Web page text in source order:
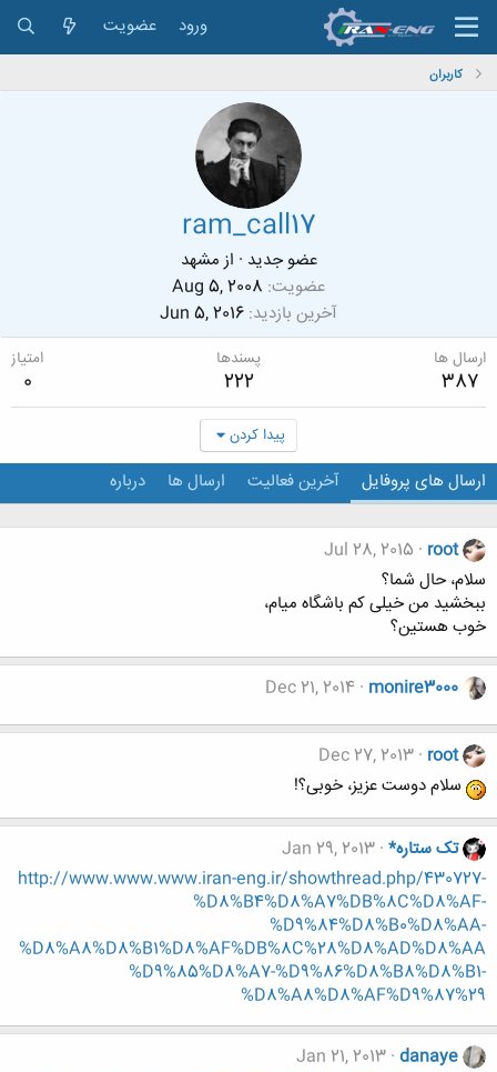
ورود عضویت
کاربران
ram_call17
عضو جدید · ازمشهد
عضویت Aug 5, 2008
آخرین بازدید Jun 5, 2016
ارسال ها
387
پسندها
222
امتیاز
0
پیدا کردن
ارسال های پروفایل آخرین فعالیت ارسال ها درباره
root
Jul 28, 2015
سلام، حال شما؟
ببخشید من خیلی کم باشگاه میام،
خوب هستین؟
monire3000
Dec 21, 2014
root
Dec 27, 2013
سلام دوست عزیز، خوبی؟!
تک ستاره* Jan 29, 2013
http://www.www.www.iran-eng.ir/showthread.php/430727-
%D8%B4%D8%A7%DB%8C%D8%AF-
%D9%84%D8%B0%D8%AA-
%D8%A8%D8%B1%D8%AF%DB%8C%28%D8%AD%D8%AA
%D9%85%D8%A7-%D9%86%D8%B8%D8%B1-
%D8%A8%D8%AF%D9%87%29
danaye
Jan 21, 2013